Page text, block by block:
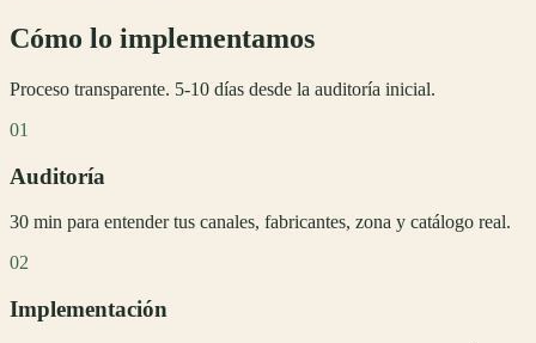
Cómo lo implementamos
Proceso transparente. 5-10 días desde la auditoría inicial.
01
Auditoría
30 min para entender tus canales, fabricantes, zona y catálogo real.
02
Implementación